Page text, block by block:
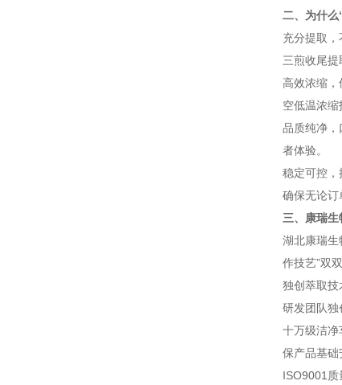
二、为什么
充分提取
三煎收尾提
高效浓缩，
空低温浓缩
品质纯净，
者体验。
稳定可控
确保无论订
三、康瑞
湖北康瑞生
作技艺”双
独创萃取技
研发团队独
十万级洁净
保产品基础
ISO9001质